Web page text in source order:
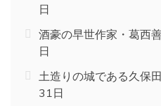
日
酒豪の早世作家・葛西
日
土造りの城である久保
31日